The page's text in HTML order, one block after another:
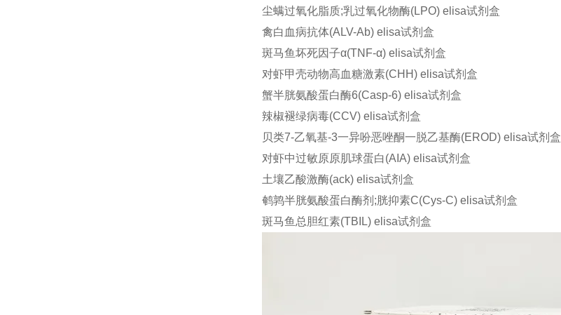
尘螨过氧化脂质;乳过氧化物酶(LPO) elisa试剂盒
禽白血病抗体(ALV-Ab) elisa试剂盒
斑马鱼坏死因子α(TNF-α) elisa试剂盒
对虾甲壳动物高血糖激素(CHH) elisa试剂盒
蟹半胱氨酸蛋白酶6(Casp-6) elisa试剂盒
辣椒褪绿病毒(CCV) elisa试剂盒
贝类7-乙氧基-3一异吩恶唑酮一脱乙基酶(EROD) elisa试剂盒
对虾中过敏原原肌球蛋白(AIA) elisa试剂盒
土壤乙酸激酶(ack) elisa试剂盒
鹌鹑半胱氨酸蛋白酶剂;胱抑素C(Cys-C) elisa试剂盒
斑马鱼总胆红素(TBIL) elisa试剂盒